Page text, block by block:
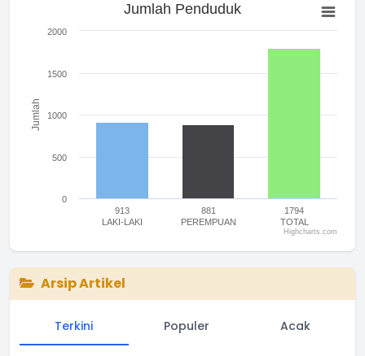
Bar chart with 3 bars.
The chart has 1 X axis displaying categories.
The chart has 1 Y axis displaying Jumlah. Range: 0 to 2000.
Jumlah
Jumlah Penduduk
913
LAKI-LAKI
881
PEREMPUAN
1794
TOTAL
0
500
1000
1500
2000
Highcharts.com
Arsip Artikel
Terkini Populer Acak